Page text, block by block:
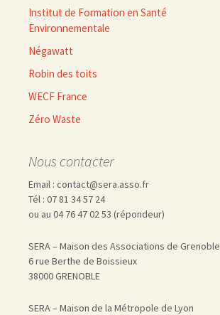
Institut de Formation en Santé
Environnementale
Négawatt
Robin des toits
WECF France
Zéro Waste
Nous contacter
Email : contact@sera.asso.fr
Tél : 07 81 34 57 24
ou au 04 76 47 02 53 (répondeur)
SERA – Maison des Associations de Grenoble
6 rue Berthe de Boissieux
38000 GRENOBLE
SERA – Maison de la Métropole de Lyon